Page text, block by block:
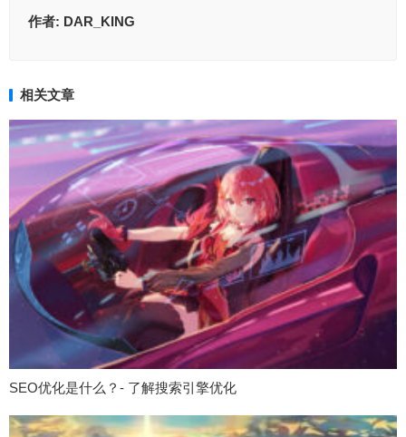
作者: DAR_KING
相关文章
SEO优化是什么？- 了解搜索引擎优化